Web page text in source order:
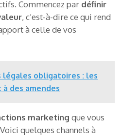
Commencez par définir
, c’est-à-dire ce qui rend
à celle de vos
légales obligatoires : les
des amendes
marketing que vous
quelques channels à